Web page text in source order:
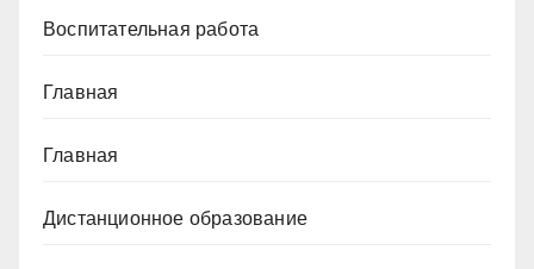
Воспитательная работа
Главная
Главная
Дистанционное образование